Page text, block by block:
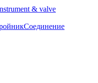
& valve
Соединение